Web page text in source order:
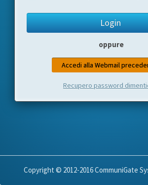
Recupero password
oppure
Copyright © 2012-2016 CommuniGate